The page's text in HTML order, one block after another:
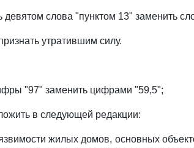
девятом слова "пунктом 13" заменить
утратившим силу.
"97" заменить цифрами "59,5";
в следующей редакции:
жилых домов, основных